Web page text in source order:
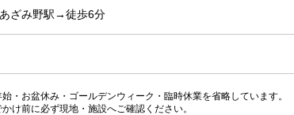
ざみ野駅→徒歩6分
・お盆休み・ゴールデンウィーク・臨時休業を省略しています。
け前に必ず現地・施設へご確認ください。